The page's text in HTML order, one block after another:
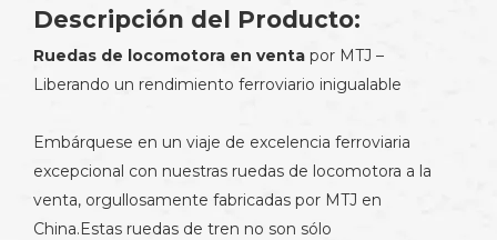
Descripción del Producto:
Ruedas de locomotora en venta por MTJ –
Liberando un rendimiento ferroviario inigualable
Embárquese en un viaje de excelencia ferroviaria
excepcional con nuestras ruedas de locomotora a la
venta, orgullosamente fabricadas por MTJ en
China.Estas ruedas de tren no son sólo